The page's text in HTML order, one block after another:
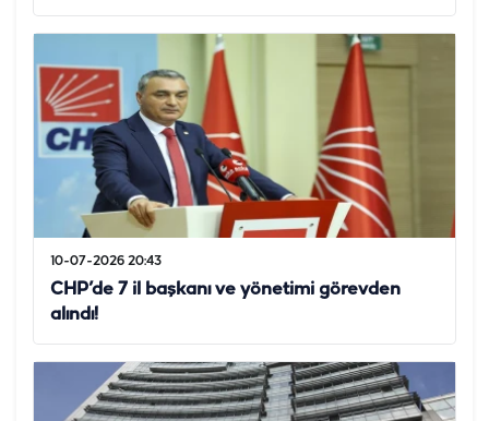
10-07-2026 20:43
CHP’de 7 il başkanı ve yönetimi görevden
alındı!